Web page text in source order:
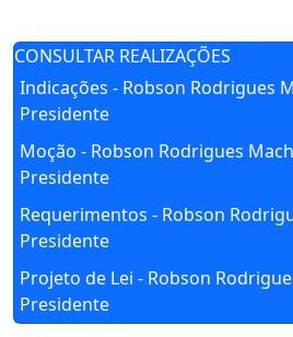
CONSULTAR REALIZAÇÕES
Indicações - Robson Rodrigues
Presidente
Moção - Robson Rodrigues
Presidente
Requerimentos - Robson
Presidente
Projeto de Lei - Robson
Presidente